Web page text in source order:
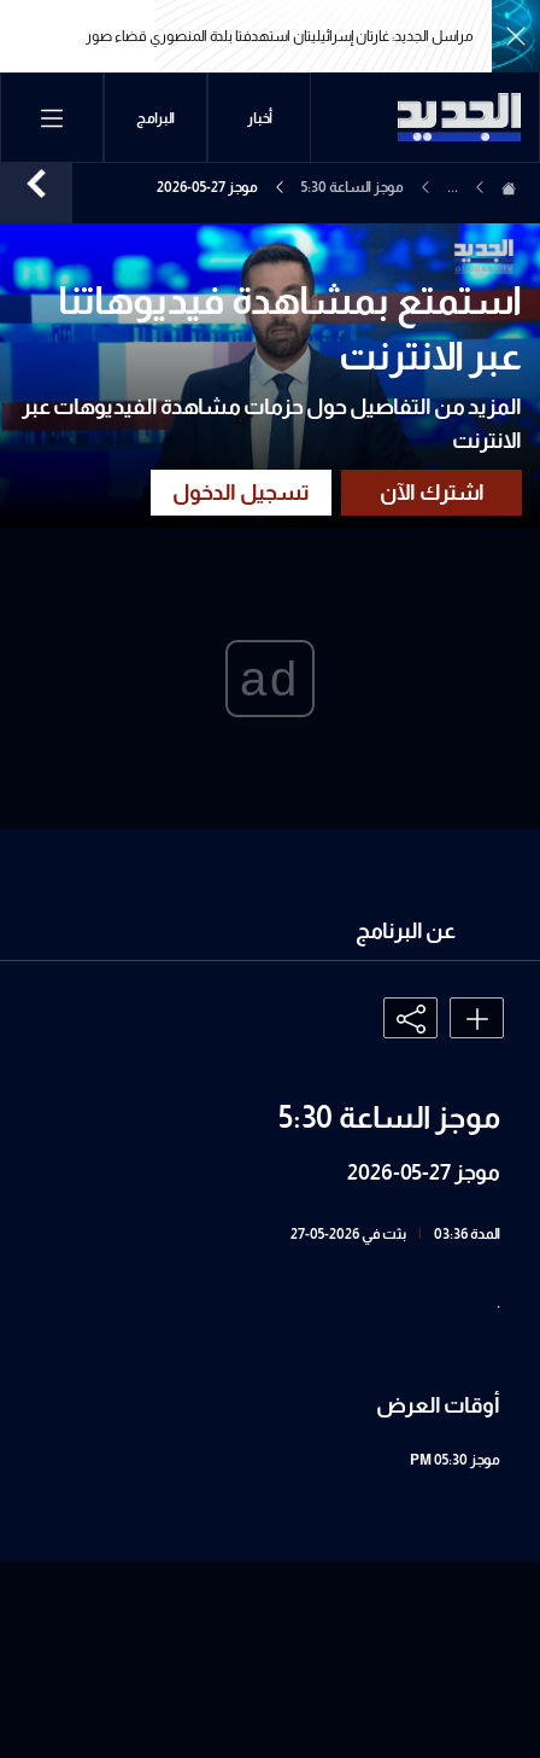
مراسل الجديد: غارتان إسرائيليتان استهدفتا بلدة المنصوري قضاء صور
مراسل الجديد: غارتان إسرائيليتان استهدفتا بلدة المنصوري قضاء صور
أخبار البرامج
... موجز الساعة 5:30 موجز 27-05-2026
استمتع بمشاهدة فيديوهاتنا
عبر الانترنت
المزيد من التفاصيل حول حزمات مشاهدة الفيديوهات عبر
الانترنت
ad
عن البرنامج
موجز الساعة 5:30
موجز 27-05-2026
المدة 03:36 بثت في 2026-05-27
.
أوقات العرض
موجز 05:30 PM